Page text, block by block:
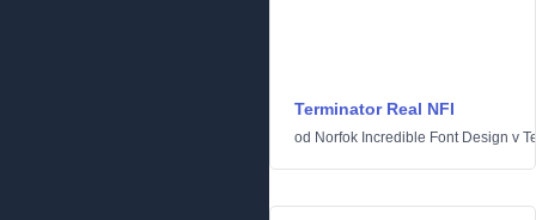
Terminator Real NFI
od Norfok Incredible Font Design v